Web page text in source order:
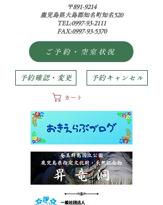
〒891-9214
鹿児島県大島郡知名町知名520
TEL:0997-93-2111
FAX:0997-93-5370
ご予約・空室状況
予約確認・変更 予約キャンセル
カート